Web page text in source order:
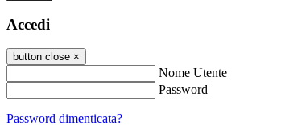
Accedi
button close ×
Nome Utente
Password
Password dimenticata?